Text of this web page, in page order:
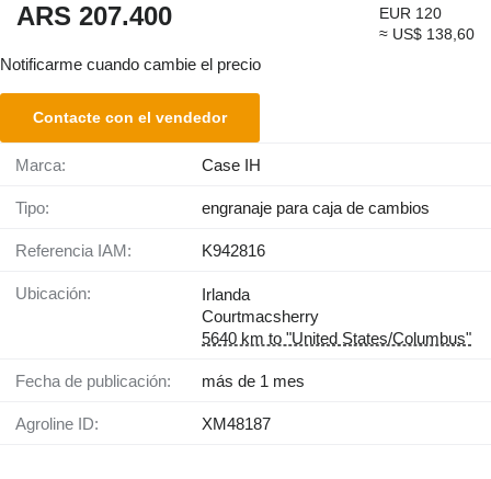
ARS 207.400
EUR 120
≈ US$ 138,60
Notificarme cuando cambie el precio
Contacte con el vendedor
Marca: Case IH
Tipo: engranaje para caja de cambios
Referencia IAM: K942816
Ubicación:
Irlanda
Courtmacsherry
5640 km to "United States/Columbus"
Fecha de publicación: más de 1 mes
Agroline ID: XM48187